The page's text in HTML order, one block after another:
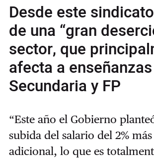
Desde este
de una “gran
sector, que
afecta a
Secundaria y FP
“Este año el Gobierno
subida del salario del 2%
adicional, lo que es